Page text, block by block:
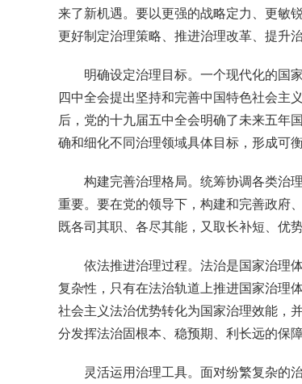
来了新机遇。要以更强的战略定力、更敏
更好制定治理策略、推进治理改革、提升治
明确设定治理目标。一个现代化的国
四中全会提出坚持和完善中国特色社会主
后，党的十九届五中全会明确了未来五年
确和细化不同治理领域具体目标，形成可
构建完善治理格局。统筹协调各类治
重要。要在党的领导下，构建和完善政府
既各司其职、各尽其能，又取长补短、优
依法推进治理过程。法治是国家治理
复杂性，只有在法治轨道上推进国家治理
社会主义法治优势转化为国家治理效能，
分发挥法治固根本、稳预期、利长远的保障
灵活运用治理工具。面对纷繁复杂的